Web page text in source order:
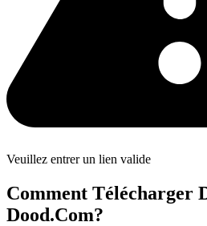
Veuillez entrer un lien valide
Comment Télécharger
Dood.Com?